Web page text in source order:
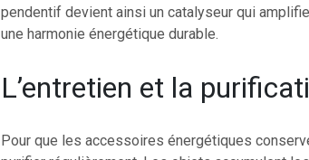
pendentif devient ainsi un catalyseur qui
une harmonie énergétique durable.
L’entretien et la
Pour que les accessoires énergétiques